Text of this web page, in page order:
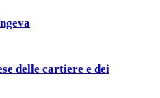
delle cartiere e dei